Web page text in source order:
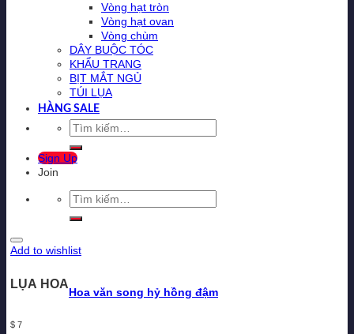
Vòng hạt tròn
Vòng hạt ovan
Vòng chùm
DÂY BUỘC TÓC
KHẨU TRANG
BỊT MẮT NGỦ
TÚI LỤA
HÀNG SALE
Tìm
kiếm:
Sign Up
Join
Tìm
kiếm:
Add to wishlist
LỤA HOA
Hoa văn song hỷ hồng đậm
$ 7